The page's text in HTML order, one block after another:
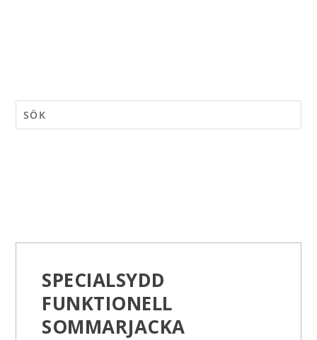
SPECIALSYDD
FUNKTIONELL
SOMMARJACKA